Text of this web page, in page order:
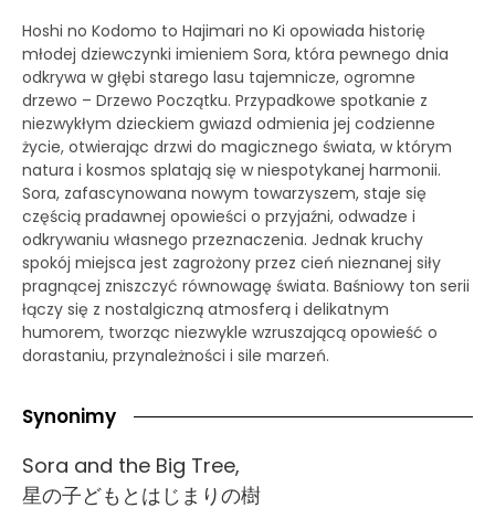
Hoshi no Kodomo to Hajimari no Ki opowiada historię
młodej dziewczynki imieniem Sora, która pewnego dnia
odkrywa w głębi starego lasu tajemnicze, ogromne
drzewo – Drzewo Początku. Przypadkowe spotkanie z
niezwykłym dzieckiem gwiazd odmienia jej codzienne
życie, otwierając drzwi do magicznego świata, w którym
natura i kosmos splatają się w niespotykanej harmonii.
Sora, zafascynowana nowym towarzyszem, staje się
częścią pradawnej opowieści o przyjaźni, odwadze i
odkrywaniu własnego przeznaczenia. Jednak kruchy
spokój miejsca jest zagrożony przez cień nieznanej siły
pragnącej zniszczyć równowagę świata. Baśniowy ton serii
łączy się z nostalgiczną atmosferą i delikatnym
humorem, tworząc niezwykle wzruszającą opowieść o
dorastaniu, przynależności i sile marzeń.
Synonimy
Sora and the Big Tree,
星の子どもとはじまりの樹